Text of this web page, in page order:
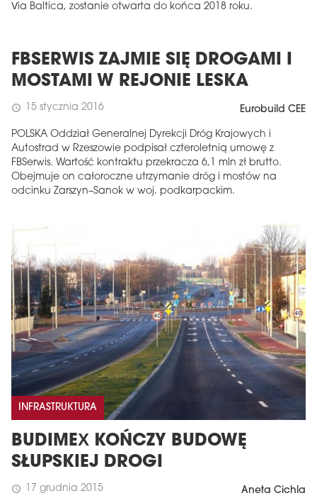
Via Baltica, zostanie otwarta do końca 2018 roku.
FBSERWIS ZAJMIE SIĘ DROGAMI I
MOSTAMI W REJONIE LESKA
schedule 15 stycznia 2016 Eurobuild CEE
POLSKA Oddział Generalnej Dyrekcji Dróg Krajowych i
Autostrad w Rzeszowie podpisał czteroletnią umowę z
FBSerwis. Wartość kontraktu przekracza 6,1 mln zł brutto.
Obejmuje on całoroczne utrzymanie dróg i mostów na
odcinku Zarszyn–Sanok w woj. podkarpackim.
INFRASTRUKTURA
BUDIMEX KOŃCZY BUDOWĘ
SŁUPSKIEJ DROGI
schedule 17 grudnia 2015 Aneta Cichla